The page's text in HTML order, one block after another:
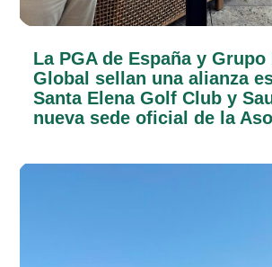
La PGA de España y Grupo
Global sellan una alianza
Santa Elena Golf Club y
nueva sede oficial de la